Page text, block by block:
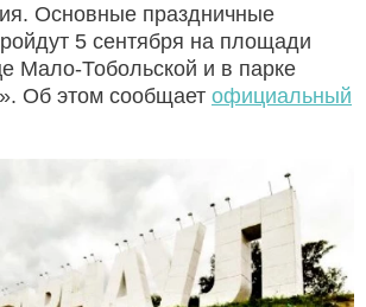
Основные праздничные
5 сентября на площади
Мало-Тобольской и в парке
Об этом сообщает официальный